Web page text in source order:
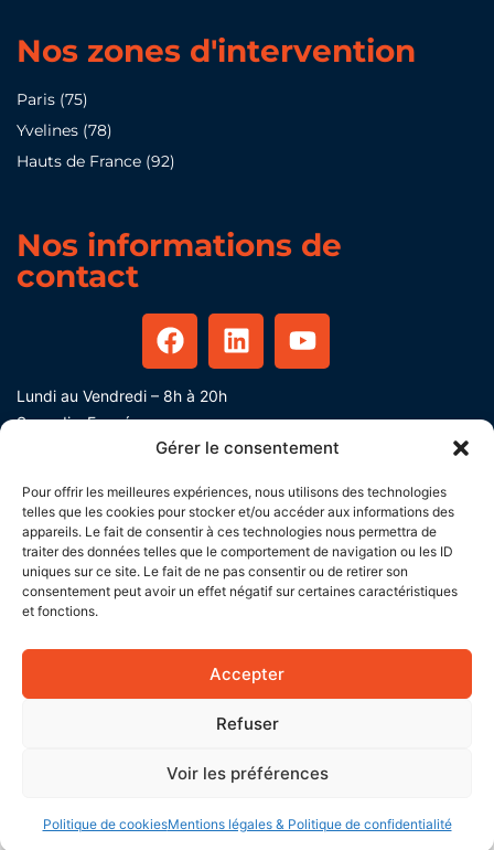
Gérer le consentement
Pour offrir les meilleures expériences, nous utilisons des technologies
telles que les cookies pour stocker et/ou accéder aux informations des
appareils. Le fait de consentir à ces technologies nous permettra de
traiter des données telles que le comportement de navigation ou les ID
uniques sur ce site. Le fait de ne pas consentir ou de retirer son
consentement peut avoir un effet négatif sur certaines caractéristiques
et fonctions.
Accepter
Refuser
Voir les préférences
Politique de cookiesMentions légales & Politique de confidentialité
Nos zones d'intervention
Paris (75)
Yvelines (78)
Hauts de France (92)
Nos informations de
contact
Lundi au Vendredi – 8h à 20h
Samedi – Fermé
Dimanche – 8h à 20h
Devis Gratuit Express​